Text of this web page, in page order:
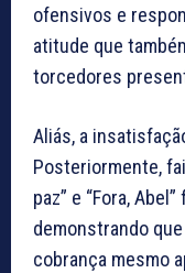
ofensivos e
atitude que
torcedores
Aliás, a
Posteriormente,
paz” e “Fora,
demonstrando
cobrança mesmo